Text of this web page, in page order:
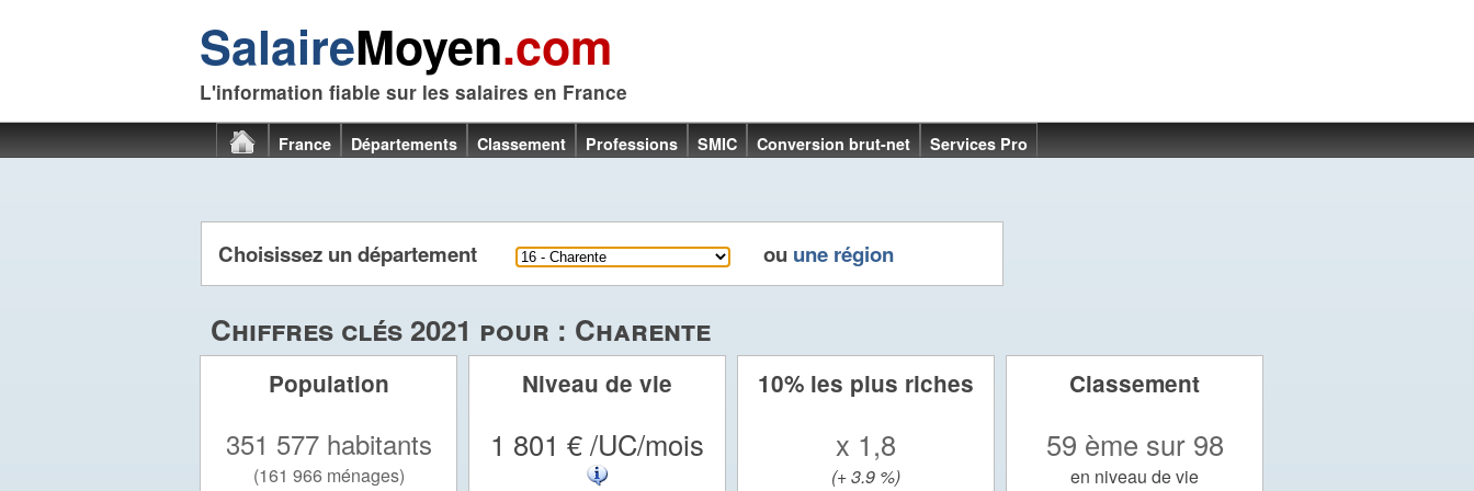
SalaireMoyen.com
L'information fiable sur les salaires en France
France Départements Classement Professions SMIC Conversion brut-net Services Pro
Choisissez un département ou une région
Chiffres clés 2021 pour : Charente
Population
351 577 habitants
(161 966 ménages)
Niveau de vie
1 801 € /UC/mois
10% les plus riches
x 1,8
(+ 3.9 %)
Classement
59 ème sur 98
en niveau de vie